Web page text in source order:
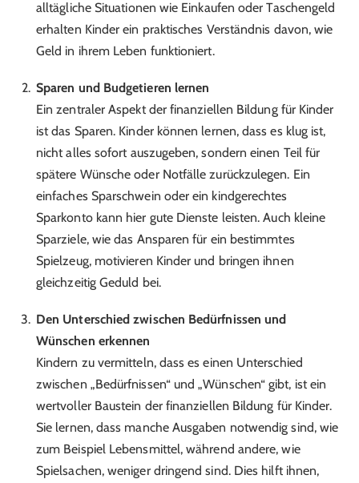
alltägliche Situationen wie Einkaufen oder Taschengeld
erhalten Kinder ein praktisches Verständnis davon, wie
Geld in ihrem Leben funktioniert.
Sparen und Budgetieren lernen
Ein zentraler Aspekt der finanziellen Bildung für Kinder
ist das Sparen. Kinder können lernen, dass es klug ist,
nicht alles sofort auszugeben, sondern einen Teil für
spätere Wünsche oder Notfälle zurückzulegen. Ein
einfaches Sparschwein oder ein kindgerechtes
Sparkonto kann hier gute Dienste leisten. Auch kleine
Sparziele, wie das Ansparen für ein bestimmtes
Spielzeug, motivieren Kinder und bringen ihnen
gleichzeitig Geduld bei.
Den Unterschied zwischen Bedürfnissen und
Wünschen erkennen
Kindern zu vermitteln, dass es einen Unterschied
zwischen „Bedürfnissen“ und „Wünschen“ gibt, ist ein
wertvoller Baustein der finanziellen Bildung für Kinder.
Sie lernen, dass manche Ausgaben notwendig sind, wie
zum Beispiel Lebensmittel, während andere, wie
Spielsachen, weniger dringend sind. Dies hilft ihnen,